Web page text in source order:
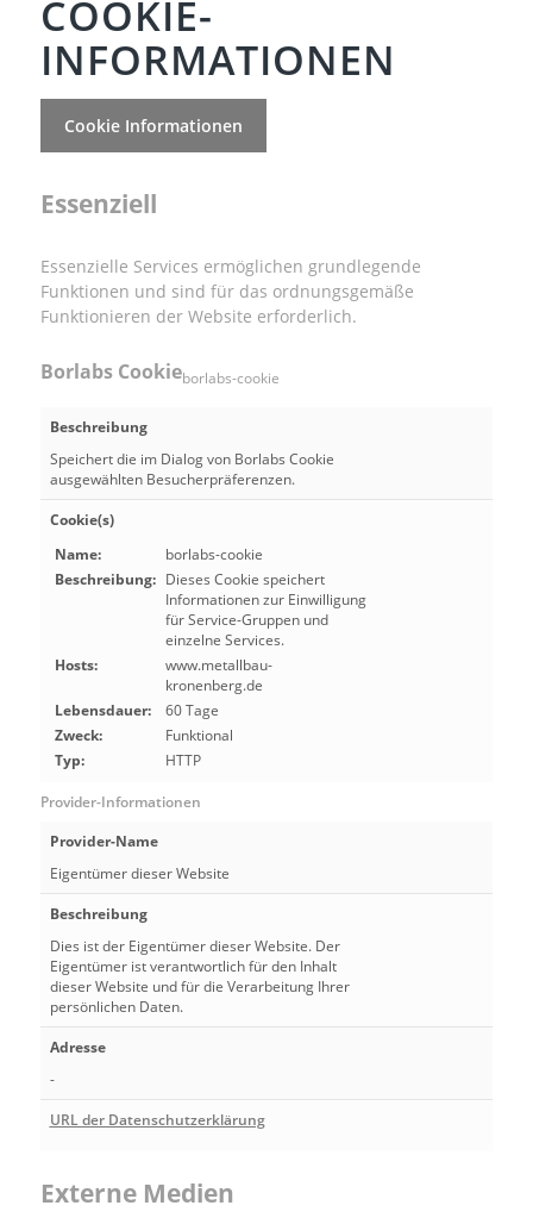
COOKIE-
INFORMATIONEN
Cookie Informationen
Essenziell
Essenzielle Services ermöglichen grundlegende
Funktionen und sind für das ordnungsgemäße
Funktionieren der Website erforderlich.
Borlabs Cookieborlabs-cookie
Beschreibung
Speichert die im Dialog von Borlabs Cookie
ausgewählten Besucherpräferenzen.
Cookie(s)
Name:
borlabs-cookie
Beschreibung: Dieses Cookie speichert
Informationen zur Einwilligung
für Service-Gruppen und
einzelne Services.
Hosts:
www.metallbau-
kronenberg.de
Lebensdauer:
60 Tage
Zweck:
Funktional
Typ:
HTTP
Provider-Informationen
Provider-Name
Eigentümer dieser Website
Beschreibung
Dies ist der Eigentümer dieser Website. Der
Eigentümer ist verantwortlich für den Inhalt
dieser Website und für die Verarbeitung Ihrer
persönlichen Daten.
Adresse
-
URL der Datenschutzerklärung
Externe Medien